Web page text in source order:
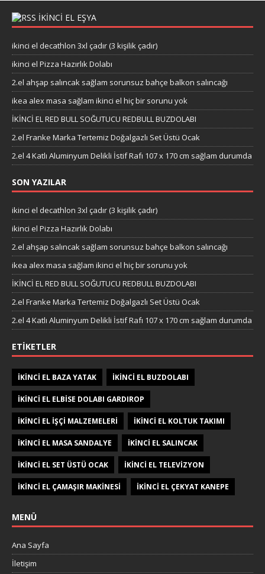
IKINCI EL EŞYA
ikinci el decathlon 3xl çadır (3 kişilik çadır)
ikinci el Pizza Hazırlık Dolabı
2.el ahşap salıncak sağlam sorunsuz bahçe balkon salıncağı
ikea alex masa sağlam ikinci el hiç bir sorunu yok
İKİNCİ EL RED BULL SOĞUTUCU REDBULL BUZDOLABI
2.el Franke Marka Tertemiz Doğalgazlı Set Üstü Ocak
2.el 4 Katlı Aluminyum Delikli İstif Rafı 107 x 170 cm sağlam durumda
SON YAZILAR
ikinci el decathlon 3xl çadır (3 kişilik çadır)
ikinci el Pizza Hazırlık Dolabı
2.el ahşap salıncak sağlam sorunsuz bahçe balkon salıncağı
ikea alex masa sağlam ikinci el hiç bir sorunu yok
İKİNCİ EL RED BULL SOĞUTUCU REDBULL BUZDOLABI
2.el Franke Marka Tertemiz Doğalgazlı Set Üstü Ocak
2.el 4 Katlı Aluminyum Delikli İstif Rafı 107 x 170 cm sağlam durumda
ETIKETLER
IKINCI EL BAZA YATAK IKINCI EL BUZDOLABI
IKINCI EL ELBISE DOLABI GARDIROP
IKINCI EL IŞÇI MALZEMELERI IKINCI EL KOLTUK TAKIMI
IKINCI EL MASA SANDALYE IKINCI EL SALINCAK
IKINCI EL SET ÜSTÜ OCAK IKINCI EL TELEVIZYON
IKINCI EL ÇAMAŞIR MAKINESI IKINCI EL ÇEKYAT KANEPE
MENÜ
Ana Sayfa
İletişim